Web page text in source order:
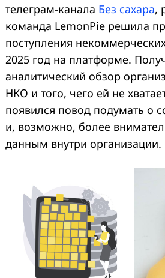
телеграм-канала Без сахара,
команда LemonPie решила
поступления
2025 год на платформе.
аналитический обзор
НКО и того, чего ей не
появился повод подумать о
и, возможно, более
данным внутри организации.